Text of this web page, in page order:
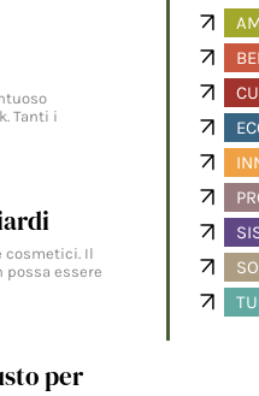
Tanti i
cosmetici. Il
possa essere
per